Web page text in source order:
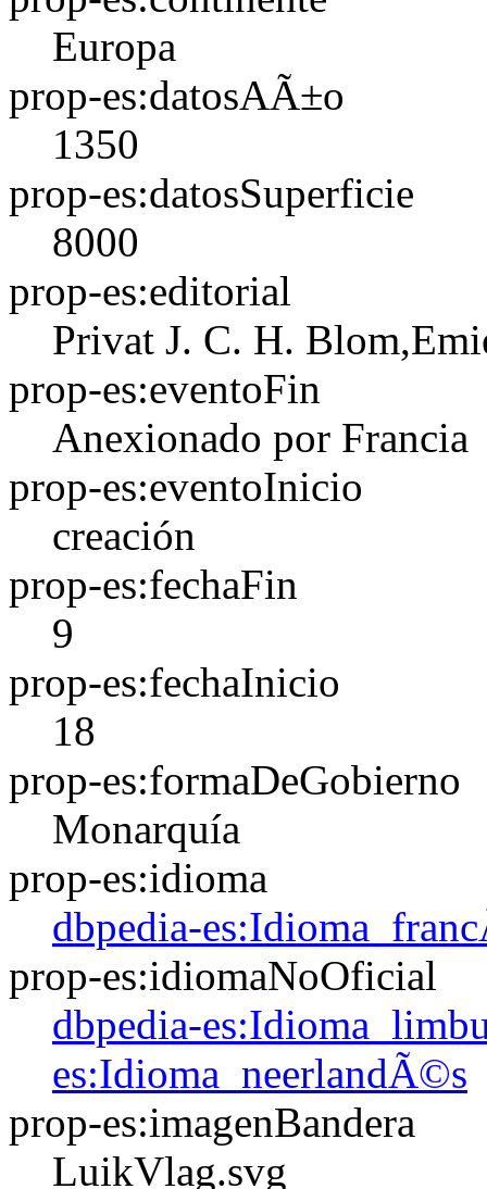
Europa
prop-es:datosAÃ±o
1350
prop-es:datosSuperficie
8000
prop-es:editorial
Privat J. C. H.
prop-es:eventoFin
Anexionado por Francia
prop-es:eventoInicio
creación
prop-es:fechaFin
9
prop-es:fechaInicio
18
prop-es:formaDeGobierno
Monarquía
prop-es:idioma
dbpedia-
prop-es:idiomaNoOficial
dbpedia-
es:Idioma_neerlandÃ©s
prop-es:imagenBandera
LuikVlag.svg